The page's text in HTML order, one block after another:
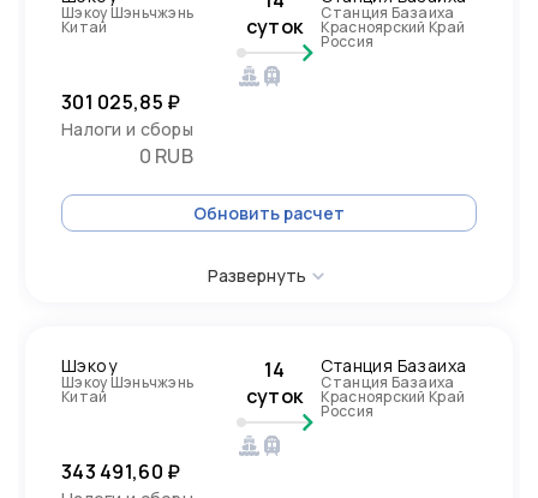
Шэкоу Шэньчжэнь
Китай
суток
Станция Базаиха
Красноярский Край
Россия
301 025,85 ₽
Налоги и сборы
0 RUB
Обновить расчет
Развернуть
Шэкоу
Шэкоу Шэньчжэнь
Китай
14
суток
Станция Базаиха
Станция Базаиха
Красноярский Край
Россия
343 491,60 ₽